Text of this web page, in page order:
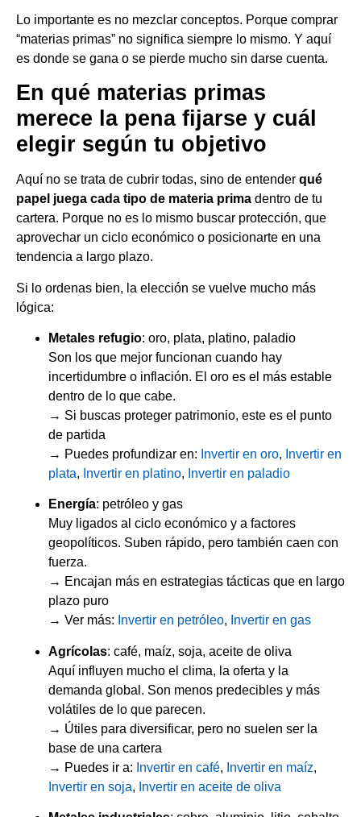
Lo importante es no mezclar conceptos. Porque comprar
“materias primas” no significa siempre lo mismo. Y aquí
es donde se gana o se pierde mucho sin darse cuenta.
En qué materias primas
merece la pena fijarse y cuál
elegir según tu objetivo
Aquí no se trata de cubrir todas, sino de entender qué
papel juega cada tipo de materia prima dentro de tu
cartera. Porque no es lo mismo buscar protección, que
aprovechar un ciclo económico o posicionarte en una
tendencia a largo plazo.
Si lo ordenas bien, la elección se vuelve mucho más
lógica:
Metales refugio: oro, plata, platino, paladio
Son los que mejor funcionan cuando hay
incertidumbre o inflación. El oro es el más estable
dentro de lo que cabe.
→ Si buscas proteger patrimonio, este es el punto
de partida
→ Puedes profundizar en: Invertir en oro, Invertir en
plata, Invertir en platino, Invertir en paladio
Energía: petróleo y gas
Muy ligados al ciclo económico y a factores
geopolíticos. Suben rápido, pero también caen con
fuerza.
→ Encajan más en estrategias tácticas que en largo
plazo puro
→ Ver más: Invertir en petróleo, Invertir en gas
Agrícolas: café, maíz, soja, aceite de oliva
Aquí influyen mucho el clima, la oferta y la
demanda global. Son menos predecibles y más
volátiles de lo que parecen.
→ Útiles para diversificar, pero no suelen ser la
base de una cartera
→ Puedes ir a: Invertir en café, Invertir en maíz,
Invertir en soja, Invertir en aceite de oliva